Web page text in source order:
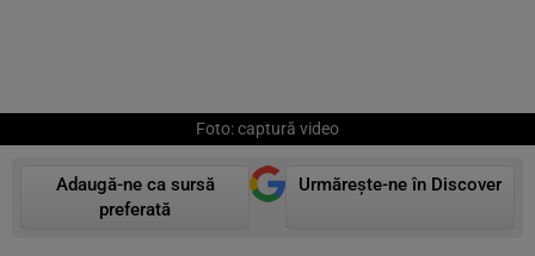
Foto: captură video
Adaugă-ne ca sursă
preferată
Urmărește-ne în Discover